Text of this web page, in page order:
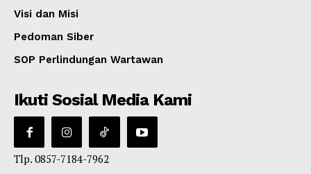
Visi dan Misi
Pedoman Siber
SOP Perlindungan Wartawan
Ikuti Sosial Media Kami
Tlp. 0857-7184-7962